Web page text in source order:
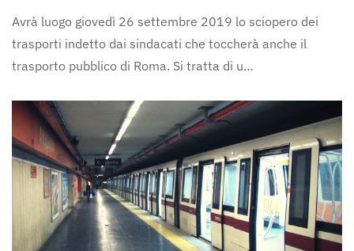
Avrà luogo giovedì 26 settembre 2019 lo sciopero dei
trasporti indetto dai sindacati che toccherà anche il
trasporto pubblico di Roma. Si tratta di u…